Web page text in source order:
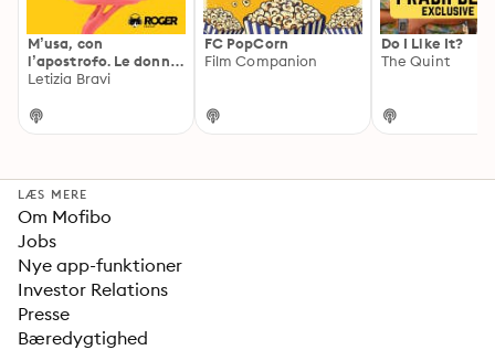
M’usa, con
l’apostrofo. Le donne
di Picasso
Letizia Bravi
FC PopCorn
Film Companion
Do I Like It?
The Quint
LÆS MERE
Om Mofibo
Jobs
Nye app-funktioner
Investor Relations
Presse
Bæredygtighed